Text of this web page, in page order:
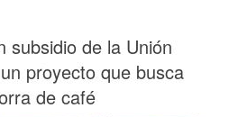
subsidio de la Unión
proyecto que busca
de café